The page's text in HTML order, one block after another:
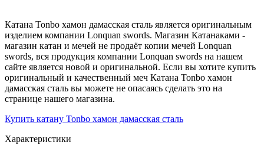
Катана Tonbo хамон дамасская сталь является оригинальным
изделием компании Lonquan swords. Магазин Катанаками -
магазин катан и мечей не продаёт копии мечей Lonquan
swords, вся продукция компании Lonquan swords на нашем
сайте является новой и оригинальной. Если вы хотите купить
оригинальный и качественный меч Катана Tonbo хамон
дамасская сталь вы можете не опасаясь сделать это на
странице нашего магазина.
Купить катану Tonbo хамон дамасская сталь
Характеристики